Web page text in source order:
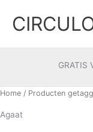
naar
inhoud
GRATIS
Home / Producten
Agaat